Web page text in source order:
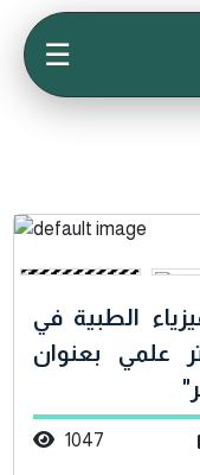
☰
الطبية في
علمي بعنوان
1047